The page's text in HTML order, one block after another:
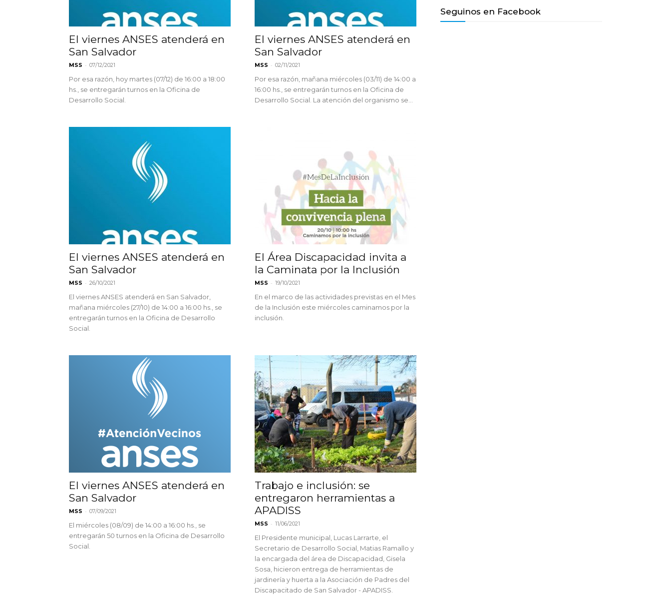
Salvador
El viernes ANSES atenderá en
San Salvador
MSS - 07/12/2021
Por esa razón, hoy martes (07/12) de 16:00 a 18:00
hs., se entregarán turnos en la Oficina de
Desarrollo Social.
El viernes ANSES atenderá en
San Salvador
MSS - 02/11/2021
Por esa razón, mañana miércoles (03/11) de 14:00 a
16:00 hs., se entregarán turnos en la Oficina de
Desarrollo Social. La atención del organismo se...
El viernes ANSES atenderá en
San Salvador
MSS - 26/10/2021
El viernes ANSES atenderá en San Salvador,
mañana miércoles (27/10) de 14:00 a 16:00 hs., se
entregarán turnos en la Oficina de Desarrollo
Social.
El Área Discapacidad invita a
la Caminata por la Inclusión
MSS - 19/10/2021
En el marco de las actividades previstas en el Mes
de la Inclusión este miércoles caminamos por la
inclusión.
El viernes ANSES atenderá en
San Salvador
MSS - 07/09/2021
El miércoles (08/09) de 14:00 a 16:00 hs., se
entregarán 50 turnos en la Oficina de Desarrollo
Social.
Trabajo e inclusión: se
entregaron herramientas a
APADISS
MSS - 11/06/2021
El Presidente municipal, Lucas Larrarte, el
Secretario de Desarrollo Social, Matias Ramallo y
la encargada del área de Discapacidad, Gisela
Sosa, hicieron entrega de herramientas de
jardinería y huerta a la Asociación de Padres del
Discapacitado de San Salvador - APADISS.
Seguinos en Facebook